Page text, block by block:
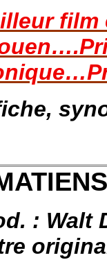
: Walt